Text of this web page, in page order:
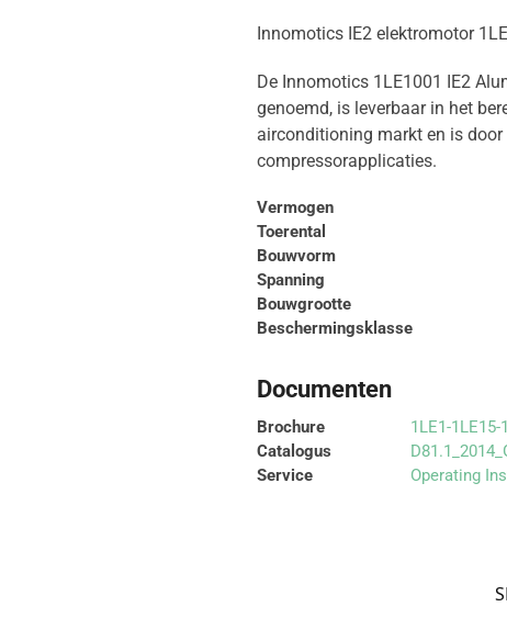
Innomotics IE2 elektromotor
De Innomotics 1LE1001 IE2
genoemd, is leverbaar in het
airconditioning markt en is
compressorapplicaties.
Vermogen
Toerental
Bouwvorm
Spanning
Bouwgrootte
Beschermingsklasse
Documenten
Brochure
1LE1-
Catalogus
Service
Operating